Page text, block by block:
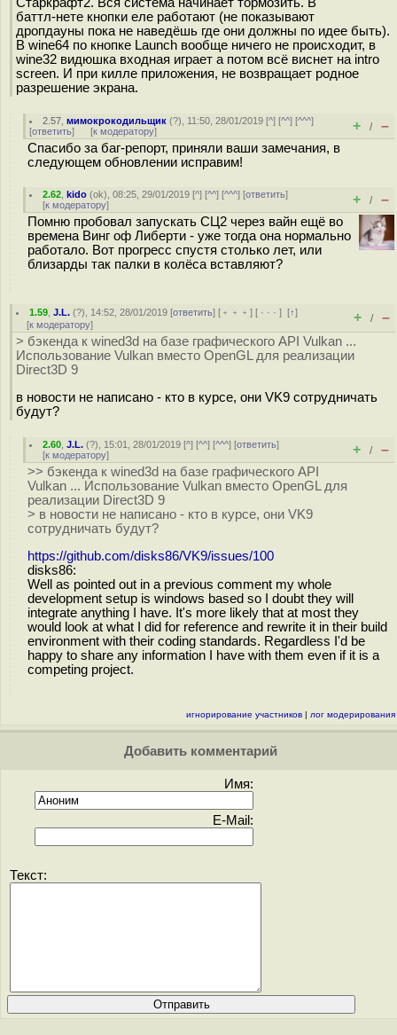
баттл-нете кнопки еле работают (не показывают
дропдауны пока не наведёшь где они должны по идее быть).
В wine64 по кнопке Launch вообще ничего не происходит, в
wine32 видюшка входная играет а потом всё виснет на intro
screen. И при килле приложения, не возвращает родное
разрешение экрана.
2.57 ,мимокрокодильщик (?), 11:50, 28/01/2019 [^] [^^] [^^^]
[ответить] [к модератору] + / –
Спасибо за баг-репорт, приняли ваши замечания, в
следующем обновлении исправим!
2.62 ,kido (ok), 08:25, 29/01/2019 [^] [^^] [^^^] [ответить]
[к модератору] + / –
Помню пробовал запускать СЦ2 через вайн ещё во
времена Винг оф Либерти - уже тогда она нормально
работало. Вот прогресс спустя столько лет, или
близарды так палки в колёса вставляют?
1.59 ,J.L. (?), 14:52, 28/01/2019 [ответить] [ ﹢﹢﹢] [ · · ·][↑]
[к модератору] + / –
> бэкенда к wined3d на базе графического API Vulkan ...
Использование Vulkan вместо OpenGL для реализации
Direct3D 9
в новости не написано - кто в курсе, они VK9 сотрудничать
будут?
2.60 ,J.L. (?), 15:01, 28/01/2019 [^] [^^] [^^^] [ответить]
[к модератору] + / –
>> бэкенда к wined3d на базе графического API
Vulkan ... Использование Vulkan вместо OpenGL для
реализации Direct3D 9
> в новости не написано - кто в курсе, они VK9
сотрудничать будут?
https://github.com/disks86/VK9/issues/100
disks86:
Well as pointed out in a previous comment my whole
development setup is windows based so I doubt they will
integrate anything I have. It's more likely that at most they
would look at what I did for reference and rewrite it in their build
environment with their coding standards. Regardless I'd be
happy to share any information I have with them even if it is a
competing project.
игнорирование участников | лог модерирования
Добавить комментарий
Имя:
E-Mail:
Текст: